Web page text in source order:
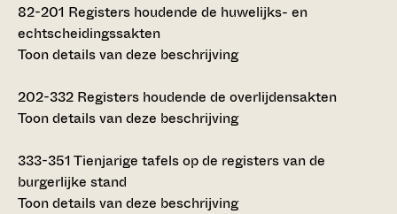
82-201 Registers houdende de huwelijks- en
echtscheidingssakten
Toon details van deze beschrijving
202-332 Registers houdende de overlijdensakten
Toon details van deze beschrijving
333-351 Tienjarige tafels op de registers van de
burgerlijke stand
Toon details van deze beschrijving